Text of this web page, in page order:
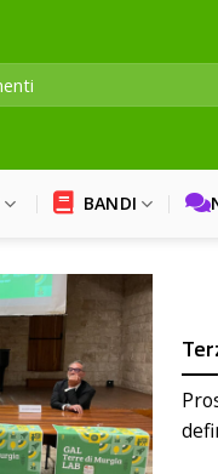
BANDI